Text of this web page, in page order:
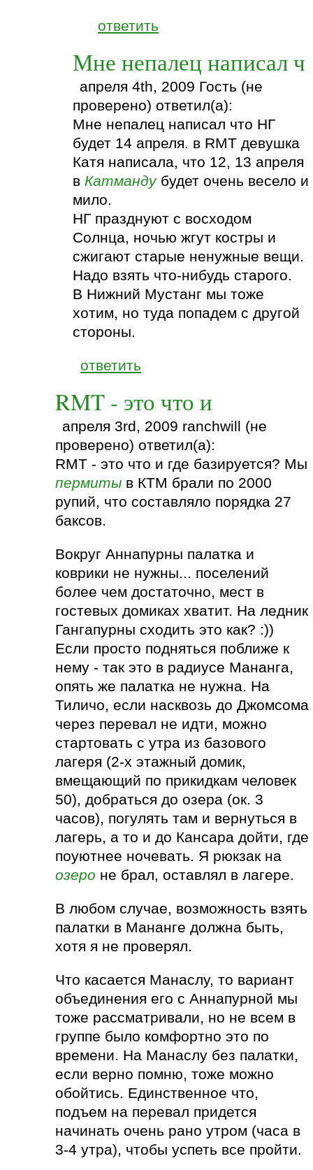
ответить
Мне непалец написал ч
апреля 4th, 2009 Гость (не
проверено) ответил(а):
Мне непалец написал что НГ
будет 14 апреля. в RMT девушка
Катя написала, что 12, 13 апреля
в Катмандубудет очень весело и
мило.
НГ празднуют с восходом
Солнца, ночью жгут костры и
сжигают старые ненужные вещи.
Надо взять что-нибудь старого.
В Нижний Мустанг мы тоже
хотим, но туда попадем с другой
стороны.
ответить
RMT - это что и
апреля 3rd, 2009 ranchwill (не
проверено) ответил(а):
RMT - это что и где базируется? Мы
пермиты в КТМ брали по 2000
рупий, что составляло порядка 27
баксов.
Вокруг Аннапурны палатка и
коврики не нужны... поселений
более чем достаточно, мест в
гостевых домиках хватит. На ледник
Гангапурны сходить это как? :))
Если просто подняться поближе к
нему - так это в радиусе Мананга,
опять же палатка не нужна. На
Тиличо, если насквозь до Джомсома
через перевал не идти, можно
стартовать с утра из базового
лагеря (2-х этажный домик,
вмещающий по прикидкам человек
50), добраться до озера (ок. 3
часов), погулять там и вернуться в
лагерь, а то и до Кансара дойти, где
поуютнее ночевать. Я рюкзак на
озеро не брал, оставлял в лагере.
В любом случае, возможность взять
палатки в Мананге должна быть,
хотя я не проверял.
Что касается Манаслу, то вариант
объединения его с Аннапурной мы
тоже рассматривали, но не всем в
группе было комфортно это по
времени. На Манаслу без палатки,
если верно помню, тоже можно
обойтись. Единственное что,
подъем на перевал придется
начинать очень рано утром (часа в
3-4 утра), чтобы успеть все пройти.